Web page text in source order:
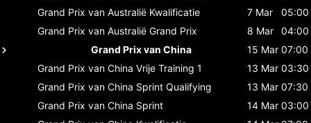
Grand Prix van Australië Kwalificatie 7 Mar
05:00
Grand Prix van Australië Grand Prix 8 Mar
04:00
Grand Prix van China
15 Mar 07:00
Grand Prix van China Vrije Training 1 13 Mar 03:30
Grand Prix van China Sprint Qualifying 13 Mar 07:30
Grand Prix van China Sprint 14 Mar 03:00